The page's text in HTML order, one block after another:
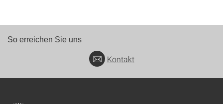
So erreichen Sie uns
Kontakt